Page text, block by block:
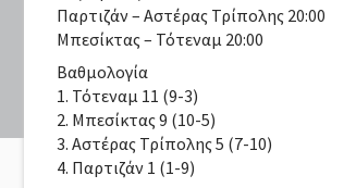
Παρτιζάν – Αστέρας Τρίπολης 20:00
Μπεσίκτας – Τότεναμ 20:00
Βαθμολογία
1. Τότεναμ 11 (9-3)
2. Μπεσίκτας 9 (10-5)
3. Αστέρας Τρίπολης 5 (7-10)
4. Παρτιζάν 1 (1-9)